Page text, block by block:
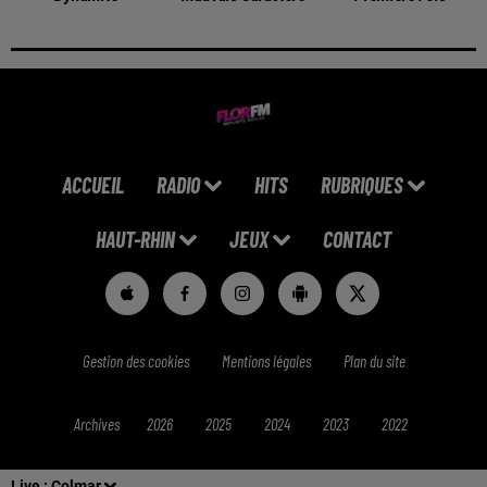
ACCUEIL RADIO HITS RUBRIQUES
HAUT-RHIN JEUX CONTACT
Gestion des cookies Mentions légales Plan du site
Archives 2026 2025 2024 2023 2022